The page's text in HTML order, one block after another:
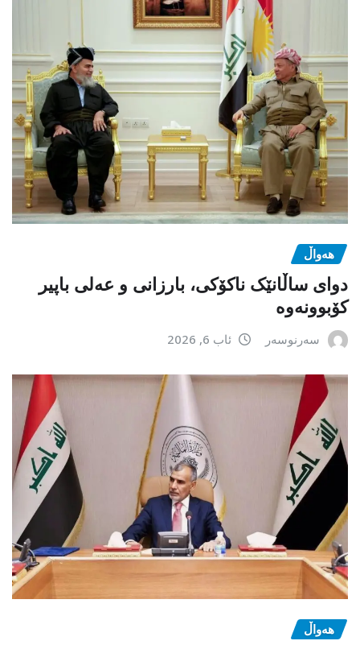
هەواڵ
دوای ساڵانێک ناکۆکی، بارزانی و عەلی باپیر
کۆبوونەوە
سەرنوسەر ئاب 6, 2026
هەواڵ